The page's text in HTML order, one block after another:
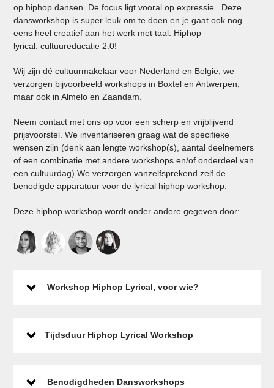
op hiphop dansen. De focus ligt vooral op expressie. Deze
dansworkshop is super leuk om te doen en je gaat ook nog
eens heel creatief aan het werk met taal. Hiphop
lyrical: cultuureducatie 2.0!
Wij zijn dé cultuurmakelaar voor Nederland en België, we
verzorgen bijvoorbeeld workshops in Boxtel en Antwerpen,
maar ook in Almelo en Zaandam.
Neem contact met ons op voor een scherp en vrijblijvend
prijsvoorstel. We inventariseren graag wat de specifieke
wensen zijn (denk aan lengte workshop(s), aantal deelnemers
of een combinatie met andere workshops en/of onderdeel van
een cultuurdag) We verzorgen vanzelfsprekend zelf de
benodigde apparatuur voor de lyrical hiphop workshop.
Deze hiphop workshop wordt onder andere gegeven door:
Workshop Hiphop Lyrical, voor wie?
Tijdsduur Hiphop Lyrical Workshop
Benodigdheden Dansworkshops